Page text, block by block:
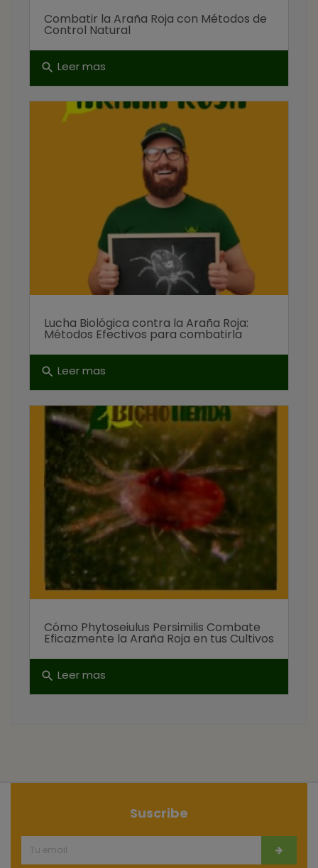
Combatir la Araña Roja con Métodos de
Control Natural
search Leer mas
Lucha Biológica contra la Araña Roja:
Métodos Efectivos para combatirla
search Leer mas
Cómo Phytoseiulus Persimilis Combate
Eficazmente la Araña Roja en tus Cultivos
search Leer mas
Suscribe